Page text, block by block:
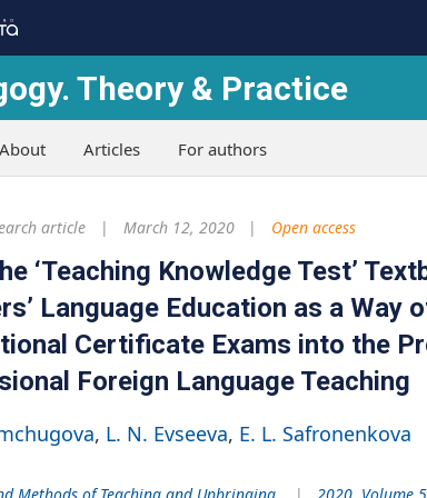
Theory & Practice
About Articles For authors
article March 12, 2020 Open access
‘Teaching Knowledge Test’
Language Education as a Way
Certificate Exams into the
Foreign Language Teaching
L. N. Evseeva E. L. Safronenkova